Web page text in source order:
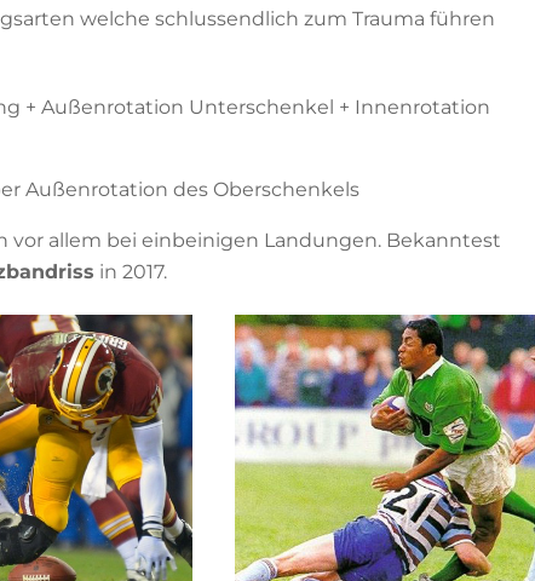
welche schlussendlich zum Trauma führen
+ Außenrotation Unterschenkel + Innenrotation
Außenrotation des Oberschenkels
allem bei einbeinigen Landungen. Bekanntest
in 2017.